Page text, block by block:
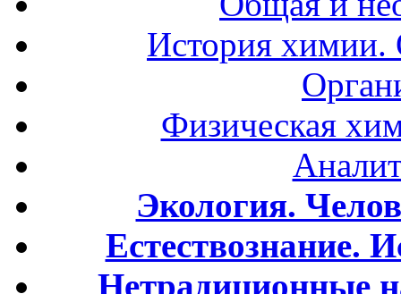
История
Физическая
Экология.
Естествознание.
Нетрадиционные